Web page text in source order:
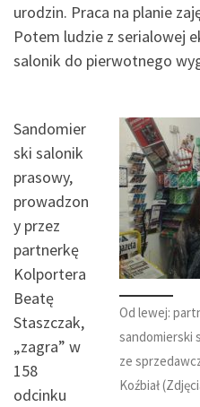
urodzin. Praca na planie
Potem ludzie z serialowej
salonik do pierwotnego
Od lewej:
sandomierski
ze
Koźbiał
Sandomier
ski salonik
prasowy,
prowadzon
y przez
partnerkę
Kolportera
Beatę
Staszczak,
„zagra” w
158
odcinku